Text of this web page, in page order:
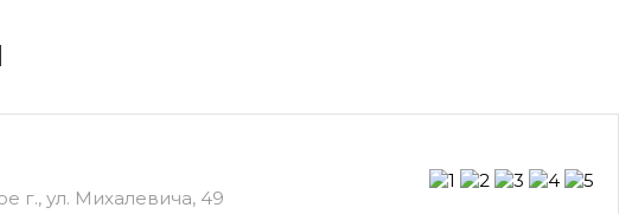
г., ул. Михалевича, 49